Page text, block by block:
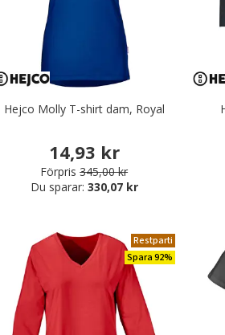
Hejco Molly T-shirt dam, Royal
14,93 kr
Förpris 345,00 kr
Du sparar: 330,07 kr
Restparti
Spara 92%